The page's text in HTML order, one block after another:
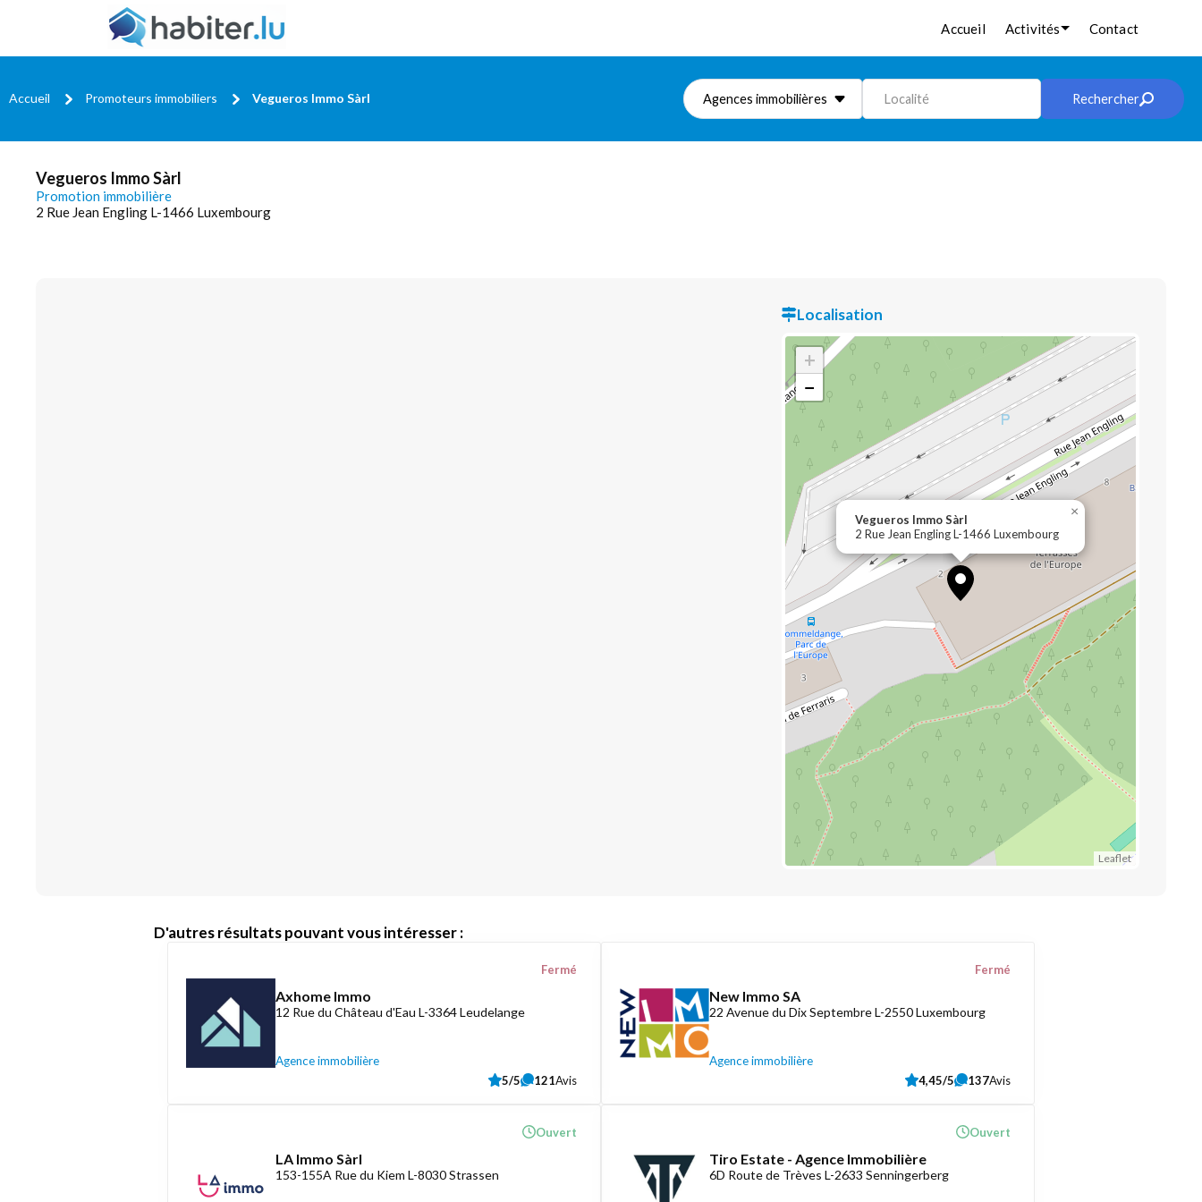
Accueil Activités Contact
Accueil Promoteurs immobiliers Vegueros Immo Sàrl Agences immobilières Localité Rechercher
Vegueros Immo Sàrl
Promotion immobilière
2 Rue Jean Engling L-1466 Luxembourg
Localisation
Vegueros Immo Sàrl
2 Rue Jean Engling L-1466 Luxembourg
×
+
−
Leaflet
D'autres résultats pouvant vous intéresser :
Axhome Immo
12 Rue du Château d'Eau L-3364 Leudelange
Agence immobilière
Fermé
5/5 121Avis
New Immo SA
22 Avenue du Dix Septembre L-2550 Luxembourg
Agence immobilière
Fermé
4,45/5 137Avis
LA Immo Sàrl
153-155A Rue du Kiem L-8030 Strassen
Ouvert
Tiro Estate - Agence Immobilière
6D Route de Trèves L-2633 Senningerberg
Ouvert